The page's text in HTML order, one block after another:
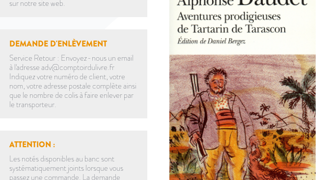
sur notre site web.
DEMANDE D'ENLÈVEMENT
Service Retour : Envoyez-nous un email
à l'adresse adv@comptoirdulivre.fr
Indiquez votre numéro de client, votre
nom, votre adresse postale complète ainsi
que le nombre de colis à faire enlever par
le transporteur.
ATTENTION :
Les notés disponibles au banc sont
systématiquement joints lorsque vous
passez une commande. La demande